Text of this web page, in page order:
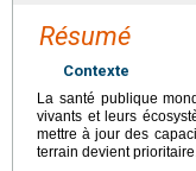
Résumé
Contexte
La santé publique
vivants et leurs
mettre à jour des
terrain devient